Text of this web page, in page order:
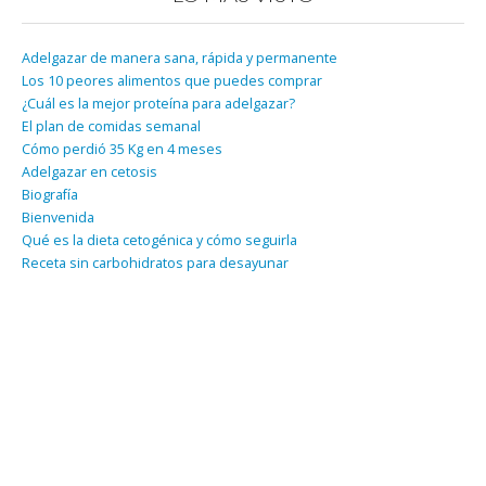
Adelgazar de manera sana, rápida y permanente
Los 10 peores alimentos que puedes comprar
¿Cuál es la mejor proteína para adelgazar?
El plan de comidas semanal
Cómo perdió 35 Kg en 4 meses
Adelgazar en cetosis
Biografía
Bienvenida
Qué es la dieta cetogénica y cómo seguirla
Receta sin carbohidratos para desayunar